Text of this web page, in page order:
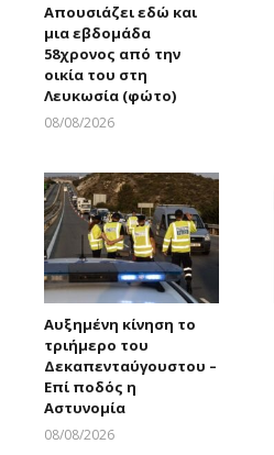
Απουσιάζει εδώ και
μια εβδομάδα
58χρονος από την
οικία του στη
Λευκωσία (φώτο)
08/08/2026
Αυξημένη κίνηση το
τριήμερο του
Δεκαπενταύγουστου –
Επί ποδός η
Αστυνομία
08/08/2026